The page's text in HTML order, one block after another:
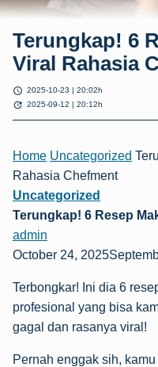
Terungkap! 6
Viral Rahasia
schedule 2025-10-23 | 20:02h
update 2025-09-12 | 20:12h
Home Uncategorized
Rahasia Chefment
Uncategorized
Terungkap! 6 Resep
admin
October 24,
Terbongkar! Ini dia 6
profesional yang bisa
gagal dan rasanya viral!
Pernah enggak sih,